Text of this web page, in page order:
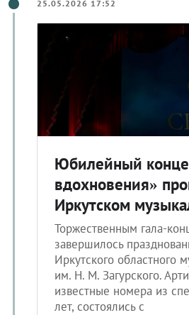
25.05.2026 17:52
Юбилейный
вдохновения»
Иркутском
Торжественным гала-
завершилось
Иркутского областного
им. Н. М. Загурского.
известные номера из
лет, состоялись с